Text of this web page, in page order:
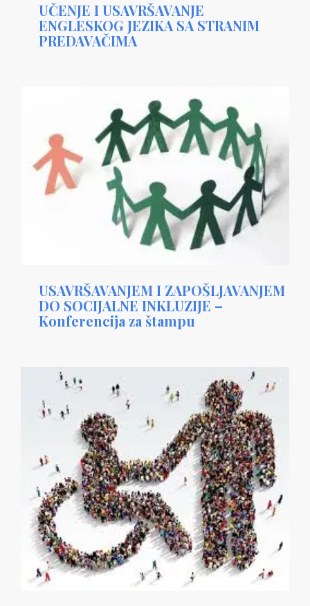
UČENJE I USAVRŠAVANJE
ENGLESKOG JEZIKA SA STRANIM
PREDAVAČIMA
USAVRŠAVANJEM I ZAPOŠLJAVANJEM
DO SOCIJALNE INKLUZIJE –
Konferencija za štampu